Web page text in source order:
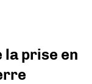
la prise en